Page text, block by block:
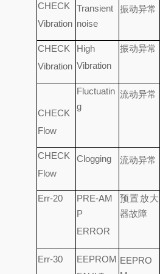
CHECK
Vibration
Transient
noise
振动异常
CHECK
Vibration
High
Vibration
振动异常
CHECK
Flow
Fluctuatin
g
流动异常
CHECK
Flow
Clogging 流动异常
Err-20
PRE-AM
P
ERROR
预置放大
器故障
Err-30
EEPROM EEPRO